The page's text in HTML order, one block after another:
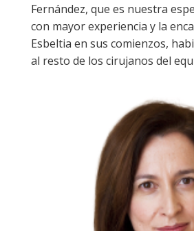
Fernández, que es nuestra
con mayor experiencia y la
Esbeltia en sus comienzos,
al resto de los cirujanos del